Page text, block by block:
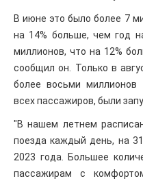
В июне это было более 7
на 14% больше, чем год
миллионов, что на 12%
сообщил он. Только в
более восьми миллионов
всех пассажиров, были
"В нашем летнем
поезда каждый день, на
2023 года. Большее
пассажирам с